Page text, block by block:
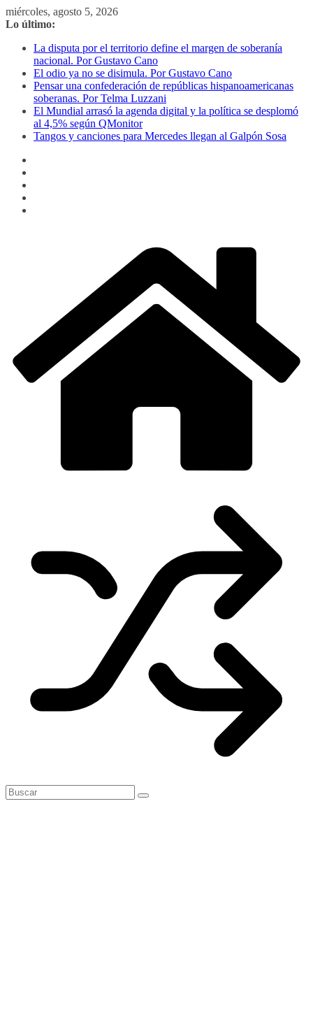
Saltar
al
miércoles, agosto 5, 2026
Lo último:
La disputa por el territorio define el margen de soberanía
nacional. Por Gustavo Cano
El odio ya no se disimula. Por Gustavo Cano
Pensar una confederación de repúblicas hispanoamericanas
soberanas. Por Telma Luzzani
El Mundial arrasó la agenda digital y la política se desplomó
al 4,5% según QMonitor
Tangos y canciones para Mercedes llegan al Galpón Sosa